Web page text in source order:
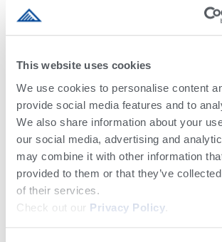
This website uses cookies
We use cookies to personalise content
provide social media features and to
We also share information about your
our social media, advertising and
may combine it with other information
provided to them or that they’ve
of their services.
Check out our Privacy Policy
son más capaces de soportar el
Para asegurarse de que esta
prioridad a la comodidad de las
asegurándose de que disponen de
adecuada para tumbarse, sombra,
funcionamiento, flujo de aire y
ventiladores. Proporcionar a las
formas de mantenerse frescas
de su programa de nutrición.